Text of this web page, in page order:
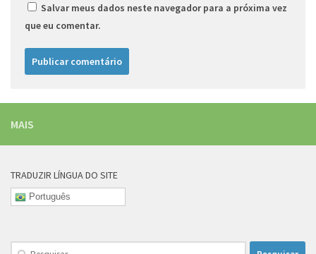
Salvar meus dados neste navegador para a próxima vez
que eu comentar.
MAIS
TRADUZIR LÍNGUA DO SITE
Português
Pesquisar